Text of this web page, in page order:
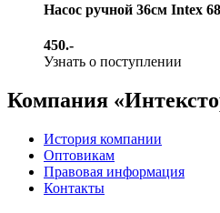
Насос ручной 36см Intex
450.-
Узнать о поступлении
Компания
История компании
Оптовикам
Правовая информация
Контакты